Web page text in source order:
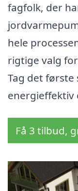
fagfolk, der
hele
rigtige valg
Tag det
energieffektiv
Få 3 tilbud,